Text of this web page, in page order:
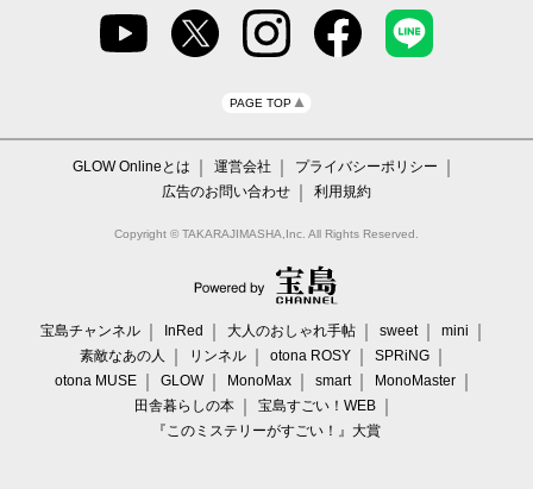
PAGE TOP
GLOW Onlineとは 運営会社
プライバシーポリシー
広告のお問い合わせ
利用規約
Copyright © TAKARAJIMASHA,Inc. All Rights Reserved.
宝島チャンネル InRed 大人のおしゃれ手帖 sweet
mini
素敵なあの人
リンネル otona ROSY
SPRiNG
otona MUSE
GLOW MonoMax smart
MonoMaster
田舎暮らしの本
宝島すごい！WEB
『このミステリーがすごい！』大賞